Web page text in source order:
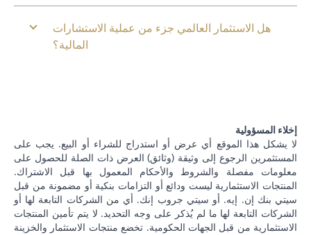
هل الاستثمار العالمي جزء من عملية الاستشارات
المالية؟
إخلاء المسؤولية
لا يشكل هذا الموقع أي عرض أو استدراج للشراء أو البيع. يجب على
المستثمرين الرجوع إلى وثيقة (وثائق) العرض ذات الصلة للحصول على
معلومات مفصلة والشروط والأحكام المعمول بها قبل الاشتراك.
المنتجات الاستثمارية ليست ودائع أو التزامات بنكية أو مضمونة من قبل
سيتي بنك إن. إيه. أو سيتي جروب إنك. أي من الشركات التابعة لها أو
الشركات التابعة لها ما لم يُذكر على وجه التحديد. لا يتم تأمين المنتجات
الاستثمارية من قبل الجهات الحكومية. تخضع منتجات الاستثمار والخزينة